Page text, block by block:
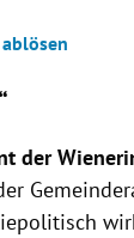
der